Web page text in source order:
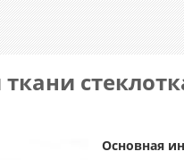
Основная